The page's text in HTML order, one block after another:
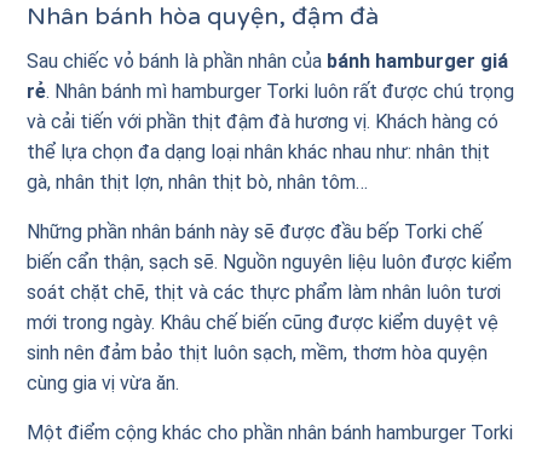
Nhân bánh hòa quyện, đậm đà
Sau chiếc vỏ bánh là phần nhân của bánh hamburger giá
rẻ. Nhân bánh mì hamburger Torki luôn rất được chú trọng
và cải tiến với phần thịt đậm đà hương vị. Khách hàng có
thể lựa chọn đa dạng loại nhân khác nhau như: nhân thịt
gà, nhân thịt lợn, nhân thịt bò, nhân tôm…
Những phần nhân bánh này sẽ được đầu bếp Torki chế
biến cẩn thận, sạch sẽ. Nguồn nguyên liệu luôn được kiểm
soát chặt chẽ, thịt và các thực phẩm làm nhân luôn tươi
mới trong ngày. Khâu chế biến cũng được kiểm duyệt vệ
sinh nên đảm bảo thịt luôn sạch, mềm, thơm hòa quyện
cùng gia vị vừa ăn.
Một điểm cộng khác cho phần nhân bánh hamburger Torki